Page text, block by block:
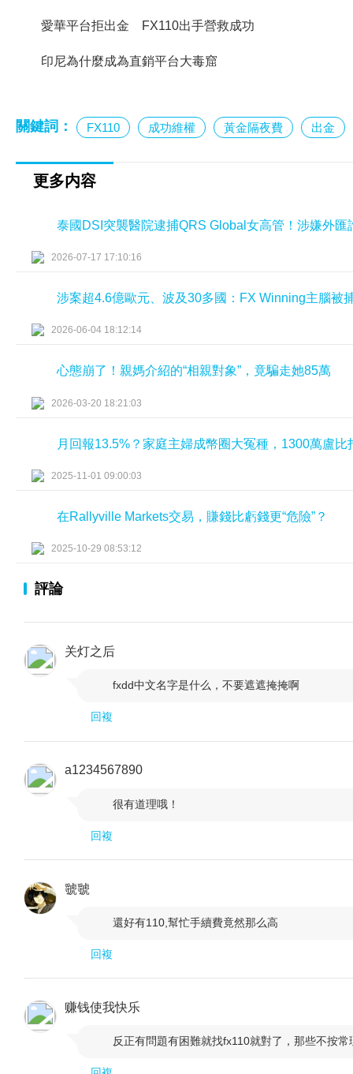
愛華平台拒出金 FX110出手營救成功
印尼為什麼成為直銷平台大毒窟
關鍵詞： FX110 成功維權 黃金隔夜費 出金
更多内容
泰國DSI突襲醫院逮捕QRS Global女高管！涉嫌外
2026-07-17 17:10:16
涉案超4.6億歐元、波及30多國：FX Winning主腦被
2026-06-04 18:12:14
心態崩了！親媽介紹的“相親對象”，竟騙走她85萬
2026-03-20 18:21:03
月回報13.5%？家庭主婦成幣圈大冤種，1300萬盧比
2025-11-01 09:00:03
在Rallyville Markets交易，賺錢比虧錢更“危險”？
2025-10-29 08:53:12
評論
关灯之后
fxdd中文名字是什么，不要遮遮掩掩啊
回複
a1234567890
很有道理哦！
回複
虢虢
還好有110,幫忙手續費竟然那么高
回複
赚钱使我快乐
反正有問題有困難就找fx110就對了，那些不按